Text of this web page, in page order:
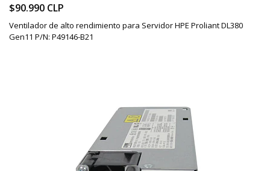
$90.990 CLP
Ventilador de alto rendimiento para Servidor HPE Proliant DL380
Gen11 P/N: P49146-B21